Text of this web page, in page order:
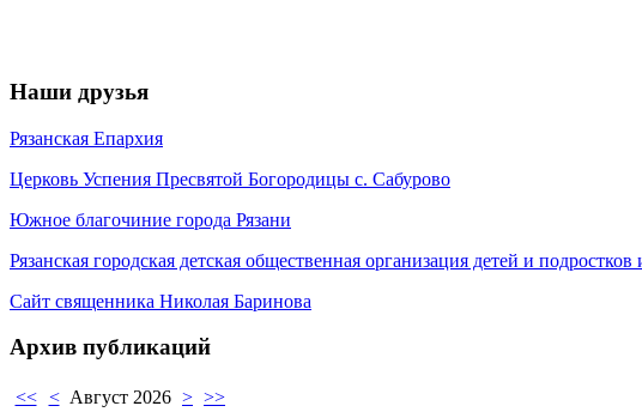
Наши друзья
Рязанская Епархия
Церковь Успения Пресвятой Богородицы с. Сабурово
Южное благочиние города Рязани
Рязанская городская детская общественная организация детей и
Сайт священника Николая Баринова
Архив публикаций
<< < Август 2026 > >>